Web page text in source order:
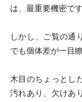
は、最重要機密です
しかし、ご覧の通
でも個体差が一目
木目のちょっとし
汚れあり、欠けあ